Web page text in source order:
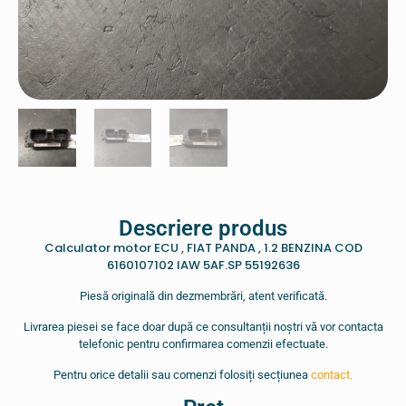
Descriere produs
Calculator motor ECU , FIAT PANDA , 1.2 BENZINA COD
6160107102 IAW 5AF.SP 55192636
Piesă originală din dezmembrări, atent verificată.
Livrarea piesei se face doar după ce consultanții noștri vă vor contacta
telefonic pentru confirmarea comenzii efectuate.
Pentru orice detalii sau comenzi folosiți secțiunea contact.